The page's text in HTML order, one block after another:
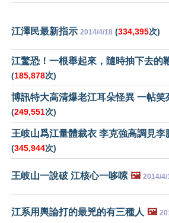
江澤民最新指示 2014/4/18 (334,395次)
江驚恐！一根舉起來，隨時抽下去的
(185,878次)
博訊特大高清爆老江耳朵怪異 一帖笑
(249,551次)
王岐山爲江量體裁衣 李克強高調見李
(345,944次)
王岐山一說破 江核心一哆嗦 🖼️ 2014/4/
江系用輿論打的最兇的有三種人 🖼️